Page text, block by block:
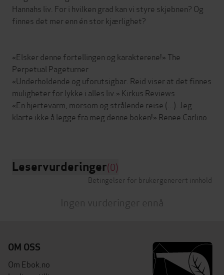
Hannahs liv. For i hvilken grad kan vi styre skjebnen? Og
finnes det mer enn én stor kjærlighet?
«Elsker denne fortellingen og karakterene!» The
Perpetual Pageturner
«Underholdende og uforutsigbar. Reid viser at det finnes
muligheter for lykke i alles liv.» Kirkus Reviews
«En hjertevarm, morsom og strålende reise (...). Jeg
klarte ikke å legge fra meg denne boken!» Renee Carlino
Leservurderinger(0)
Betingelser for brukergenerert innhold
Ingen vurderinger ennå
OM OSS
Om Ebok.no